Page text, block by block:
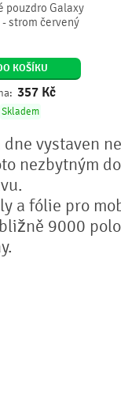
pouzdro Galaxy
- strom červený
KOŠÍKU
357 Kč
Skladem
vystaven
nezbytným
a fólie pro
9000